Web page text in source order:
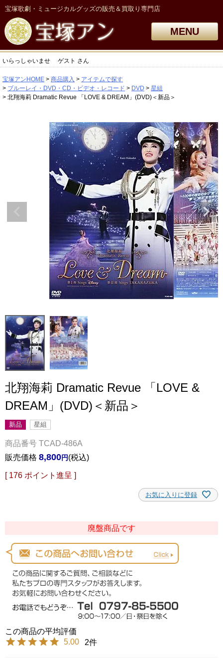
宝塚歌劇・ミュージカルグッズの販売＆買取り専門店
MENU
いらっしゃいませ ゲスト さん
宝塚アンHOME 商品購入
アイテムで探す
ブルーレイ・DVD・CD・ビデオ・レコード
DVD
星組
北翔海莉 Dramatic Revue 「LOVE & DREAM」(DVD)＜新品＞
北翔海莉 Dramatic Revue 「LOVE &
DREAM」(DVD)＜新品＞
新品 星組
商品番号 TCAD-486A
販売価格 8,800 税込
[ 176 ポイント進呈 ]
お気に入りに登録
廃盤商品です
5.00 2